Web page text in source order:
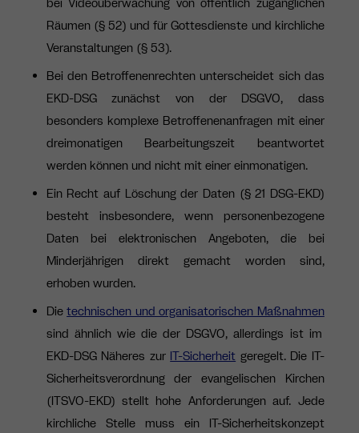
Räumen (§ 52) und für Gottesdienste und kirchliche
Veranstaltungen (§ 53).
Bei den Betroffenenrechten unterscheidet sich das
EKD-DSG zunächst von der DSGVO, dass
besonders komplexe Betroffenenanfragen mit einer
dreimonatigen Bearbeitungszeit beantwortet
werden können und nicht mit einer einmonatigen.
Ein Recht auf Löschung der Daten (§ 21 DSG-EKD)
besteht insbesondere, wenn personenbezogene
Daten bei elektronischen Angeboten, die bei
Minderjährigen direkt gemacht worden sind,
erhoben wurden.
Dietechnischen und organisatorischen Maßnahmen
sind ähnlich wie die der DSGVO, allerdings ist im
EKD-DSG Näheres zur IT-Sicherheit geregelt. Die IT-
Sicherheitsverordnung der evangelischen Kirchen
(ITSVO-EKD) stellt hohe Anforderungen auf. Jede
kirchliche Stelle muss ein IT-Sicherheitskonzept